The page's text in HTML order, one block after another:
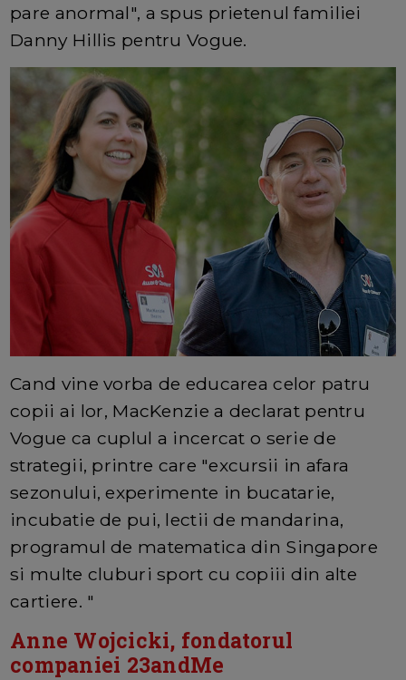
pare anormal", a spus prietenul familiei
Danny Hillis pentru Vogue.
Cand vine vorba de educarea celor patru
copii ai lor, MacKenzie a declarat pentru
Vogue ca cuplul a incercat o serie de
strategii, printre care "excursii in afara
sezonului, experimente in bucatarie,
incubatie de pui, lectii de mandarina,
programul de matematica din Singapore
si multe cluburi sport cu copiii din alte
cartiere. "
Anne Wojcicki, fondatorul
companiei 23andMe